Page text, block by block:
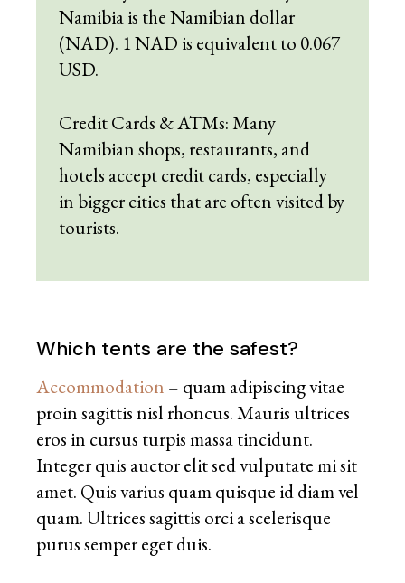
Namibia is the Namibian dollar
(NAD). 1 NAD is equivalent to 0.067
USD.
Credit Cards & ATMs: Many
Namibian shops, restaurants, and
hotels accept credit cards, especially
in bigger cities that are often visited by
tourists.
Which tents are the safest?
Accommodation – quam adipiscing vitae
proin sagittis nisl rhoncus. Mauris ultrices
eros in cursus turpis massa tincidunt.
Integer quis auctor elit sed vulputate mi sit
amet. Quis varius quam quisque id diam vel
quam. Ultrices sagittis orci a scelerisque
purus semper eget duis.